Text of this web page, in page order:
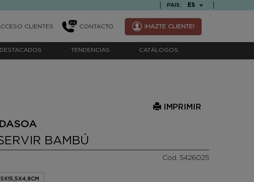
PAIS: TEXT.LANGUAGE
ES
CLIENTES CONTACTO ¡HAZTE CLIENTE!
DESTACADOS TENDENCIAS CATÁLOGOS
IMPRIMIR
BAMBÚ
Cod. 5426025